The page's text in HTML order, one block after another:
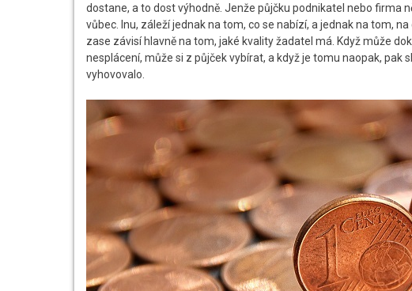
dostane, a to dost výhodně. Jenže půjčku podnikatel nebo firma
vůbec. Inu, záleží jednak na tom, co se nabízí, a jednak na tom,
zase závisí hlavně na tom, jaké kvality žadatel má. Když může
nesplácení, může si z půjček vybírat, a když je tomu naopak, pak
vyhovovalo.